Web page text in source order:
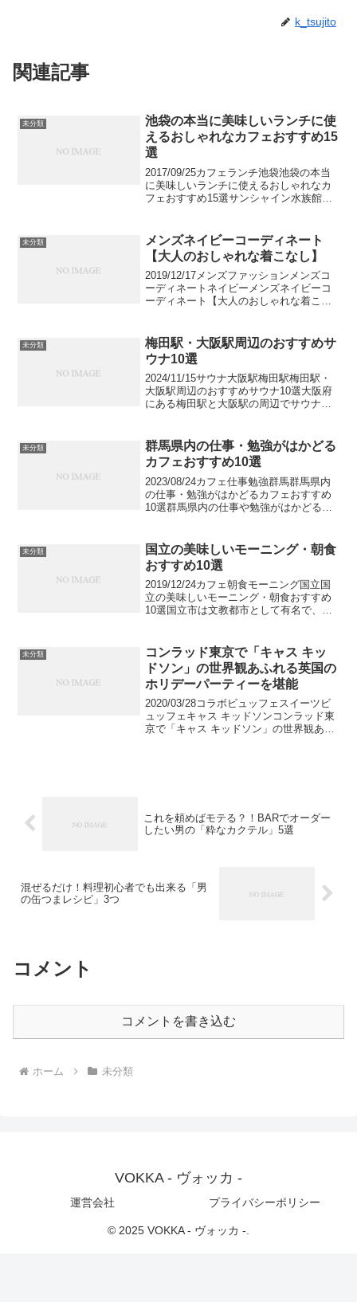
k_tsujito
関連記事
未分類
池袋の本当に美味しいランチに使
えるおしゃれなカフェおすすめ15
選
2017/09/25カフェランチ池袋池袋の本当
に美味しいランチに使えるおしゃれなカ
フェおすすめ15選サンシャイン水族館や
スポットも充実しています。今回は、そ
んな若者から...
未分類
メンズネイビーコーディネート
【大人のおしゃれな着こなし】
2019/12/17メンズファッションメンズコ
ーディネートネイビーメンズネイビーコ
ーディネート【大人のおしゃれな着こな
ネートを紹介します。カジュアルにもキ
レイめにも着こ...
未分類
梅田駅・大阪駅周辺のおすすめサ
ウナ10選
2024/11/15サウナ大阪駅梅田駅梅田駅・
大阪駅周辺のおすすめサウナ10選大阪府
にある梅田駅と大阪駅の周辺でサウナを
スーパー銭湯のサウナからラグジュアリ
ーなプライベ...
未分類
群馬県内の仕事・勉強がはかどる
カフェおすすめ10選
2023/08/24カフェ仕事勉強群馬群馬県内
の仕事・勉強がはかどるカフェおすすめ
10選群馬県内の仕事や勉強がはかどるカ
強が気軽にできるカフェを確保しておく
ことは大切で...
未分類
国立の美味しいモーニング・朝食
おすすめ10選
2019/12/24カフェ朝食モーニング国立国
立の美味しいモーニング・朝食おすすめ
10選国立市は文教都市として有名で、都
桜のシーズンは見るものを圧倒します。
またその落...
未分類
コンラッド東京で「キャス キッ
ドソン」の世界観あふれる英国の
ホリデーパーティーを堪能
2020/03/28コラボビュッフェスイーツビ
ュッフェキャス キッドソンコンラッド東
京で「キャス キッドソン」の世界観あふ
これを頼めばモテる？！BARでオーダー
したい男の「粋なカクテル」5選
混ぜるだけ！料理初心者でも出来る「男
の缶つまレシピ」3つ
コメント
コメントを書き込む
ホーム 未分類
VOKKA - ヴォッカ -
運営会社 プライバシーポリシー
© 2025 VOKKA - ヴォッカ -.